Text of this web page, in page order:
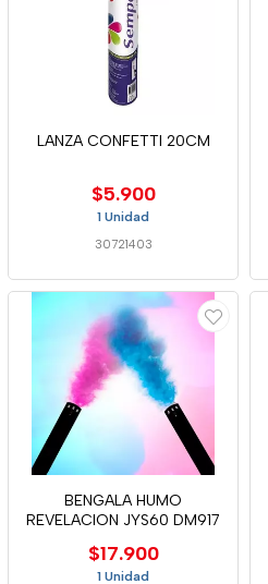
LANZA CONFETTI 20CM
$5.900
1 Unidad
30721403
BENGALA HUMO
REVELACION JYS60 DM917
$17.900
1 Unidad